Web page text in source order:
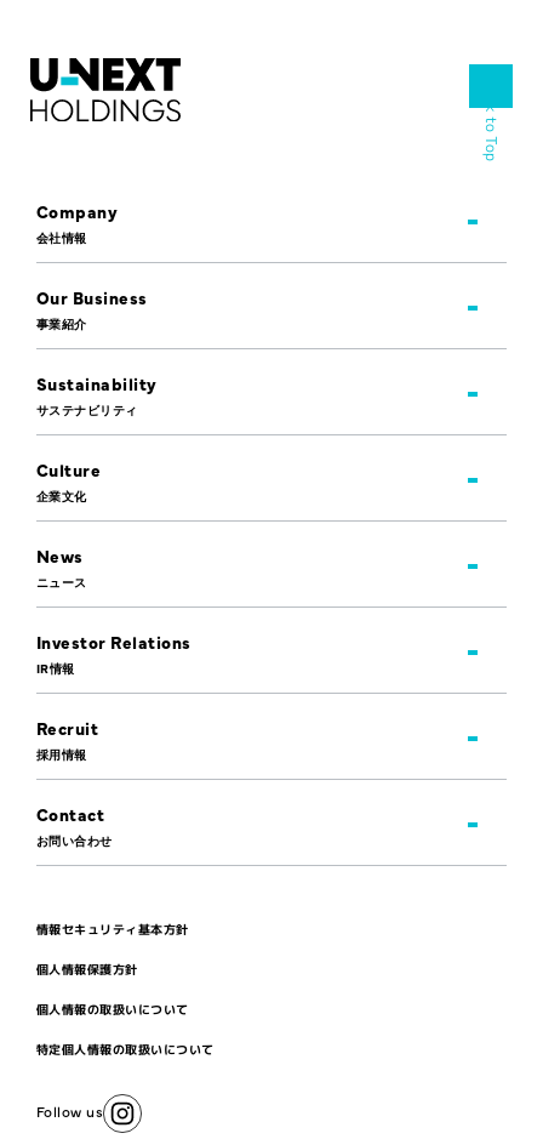
Company
会社情報
Our Business
事業紹介
Sustainability
サステナビリティ
Culture
企業文化
News
ニュース
Investor Relations
IR情報
Recruit
採用情報
Contact
お問い合わせ
情報セキュリティ基本方針
個人情報保護方針
個人情報の取扱いについて
特定個人情報の取扱いについて
Follow us
Back to Top